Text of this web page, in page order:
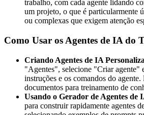
trabalho, com cada agente lidando
um projeto, o que é particularmente
ou complexas que exigem atenção
Como Usar os Agentes de IA do
Criando Agentes de IA
"Agentes", selecione "Criar agente"
instruções e os comandos do agente.
documentos para treinamento de
Usando o Gerador de Agentes de
para construir rapidamente agentes